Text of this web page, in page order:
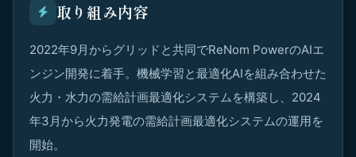
取り組み内容
2022年9月からグリッドと共同でReNom PowerのAIエ
ンジン開発に着手。機械学習と最適化AIを組み合わせた
火力・水力の需給計画最適化システムを構築し、2024
年3月から火力発電の需給計画最適化システムの運用を
開始。